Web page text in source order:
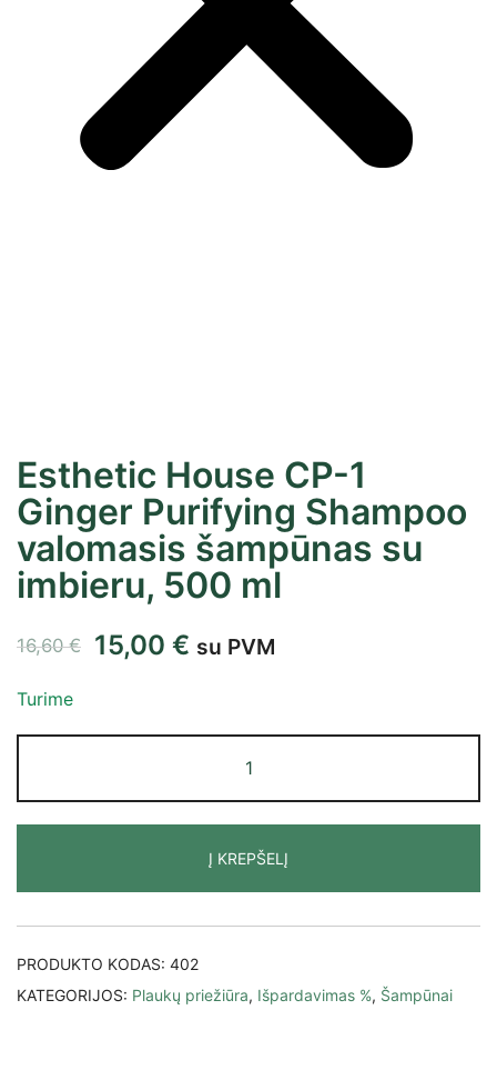
Esthetic House CP-1
Ginger Purifying Shampoo
valomasis šampūnas su
imbieru, 500 ml
16,60€ 15,00 € su PVM
Turime
Į KREPŠELĮ
PRODUKTO KODAS: 402
KATEGORIJOS: Plaukų priežiūra, Išpardavimas %, Šampūnai